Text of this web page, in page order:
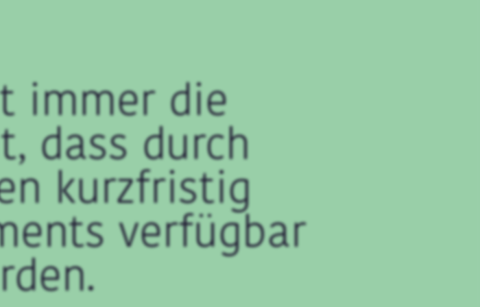
immer die
dass durch
kurzfristig
verfügbar